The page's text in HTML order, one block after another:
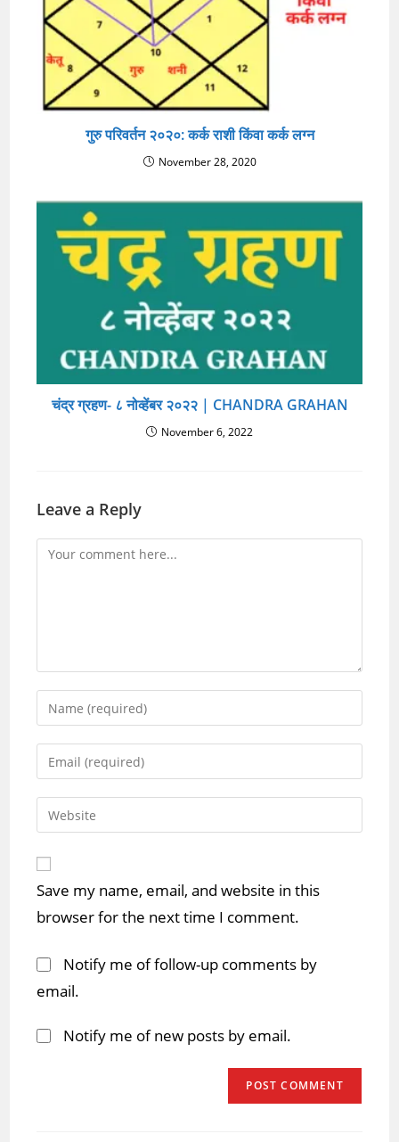
गुरु परिवर्तन २०२०: कर्क राशी किंवा कर्क लग्न
November 28, 2020
चंद्र ग्रहण- ८ नोव्हेंबर २०२२ | CHANDRA GRAHAN
November 6, 2022
Leave a Reply
Comment
Enter
your
name
comment
Enter
your
email
address
Enter
your
URL
(optional)
Save my name, email, and website in this
browser for the next time I comment.
Notify me of follow-up comments by
email.
Notify me of new posts by email.